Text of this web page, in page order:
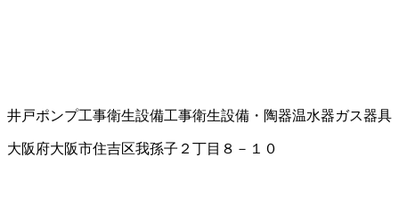
井戸ポンプ工事衛生設備工事衛生設備・陶器温水器ガス器具
大阪府大阪市住吉区我孫子２丁目８－１０